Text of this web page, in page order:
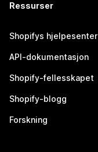
Ressurser
Shopifys hjelpesenter
API-dokumentasjon
Shopify-fellesskapet
Shopify-blogg
Forskning